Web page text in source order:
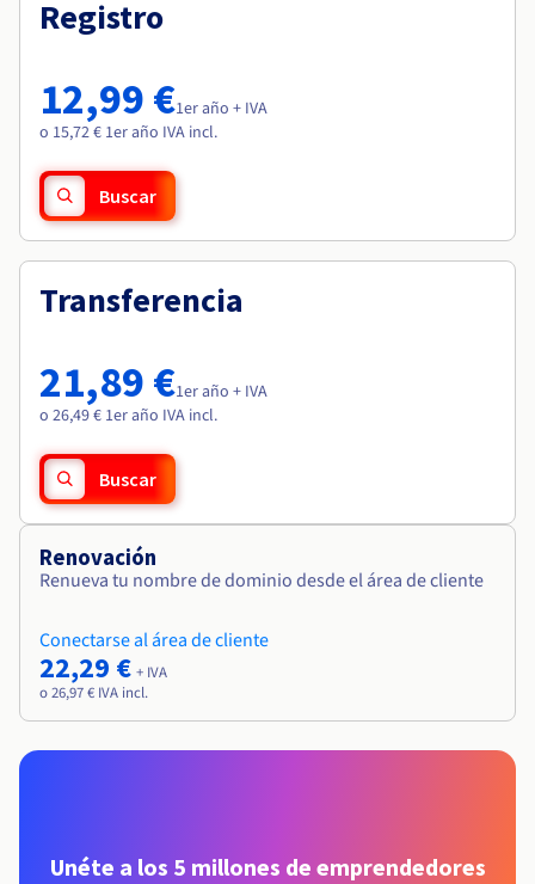
Precios
Roadmap & Changelog
Observabilidad
Roadmap y Changelog
Roadmap & Changelog
Roadmap & Changelog
Roadmap & Changelog
Registro
12,99 €1er año + IVA
o 15,72 € 1er año IVA incl.
Buscar
Transferencia
21,89 €1er año + IVA
o 26,49 € 1er año IVA incl.
Buscar
Renovación
Renueva tu nombre de dominio desde el área de cliente
Conectarse al área de cliente
22,29 € + IVA
o 26,97 € IVA incl.
Unéte a los 5 millones de emprendedores